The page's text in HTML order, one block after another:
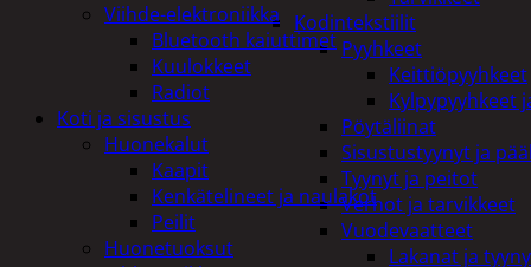
Kodintekstiilit
Pyyhkeet
Keittiöpyyhkeet
Kylpypyyhkeet
Pöytäliinat
Sisustustyynyt ja
Tyynyt ja peitot
Verhot ja tarvikkeet
Vuodevaatteet
Lakanat ja
Viihde-elektroniikka
Bluetooth kaiuttimet
Kuulokkeet
Radiot
Koti ja sisustus
Huonekalut
Kaapit
Kenkätelineet ja naulakot
Peilit
Huonetuoksut